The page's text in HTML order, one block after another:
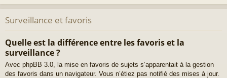
Surveillance et favoris
Quelle est la différence entre les favoris et la
surveillance ?
Avec phpBB 3.0, la mise en favoris de sujets s’apparentait à la gestion
des favoris dans un navigateur. Vous n’étiez pas notifié des mises à jour.